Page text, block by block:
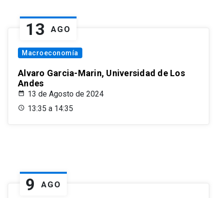
13 AGO
Macroeconomía
Alvaro Garcia-Marin, Universidad de Los
Andes
13 de Agosto de 2024
13:35 a 14:35
9 AGO